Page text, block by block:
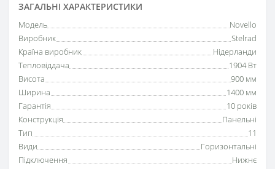
ЗАГАЛЬНІ ХАРАКТЕРИСТИКИ
Модель
Novello
Виробник
Stelrad
Країна виробник
Нідерланди
Тепловіддача
1904 Вт
Висота
900 мм
Ширина
1400 мм
Гарантія
10 років
Конструкція
Панельні
Тип
11
Види
Горизонтальні
Підключення
Нижнє